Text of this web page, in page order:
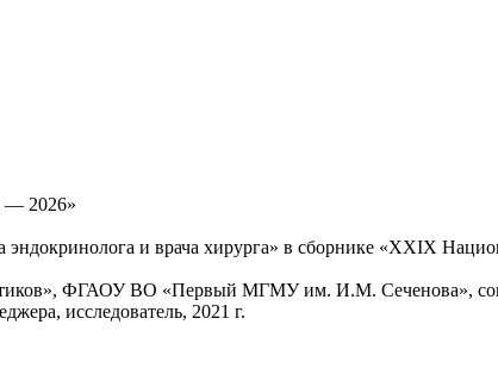
— 2026»
эндокринолога и врача хирурга» в сборнике «XXIX
ФГАОУ ВО «Первый МГМУ им. И.М. Сеченова»,
исследователь, 2021 г.